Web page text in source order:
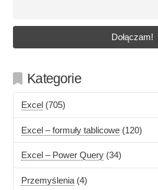
Kategorie
Excel (705)
Excel – formuły tablicowe (120)
Excel – Power Query (34)
Przemyślenia (4)